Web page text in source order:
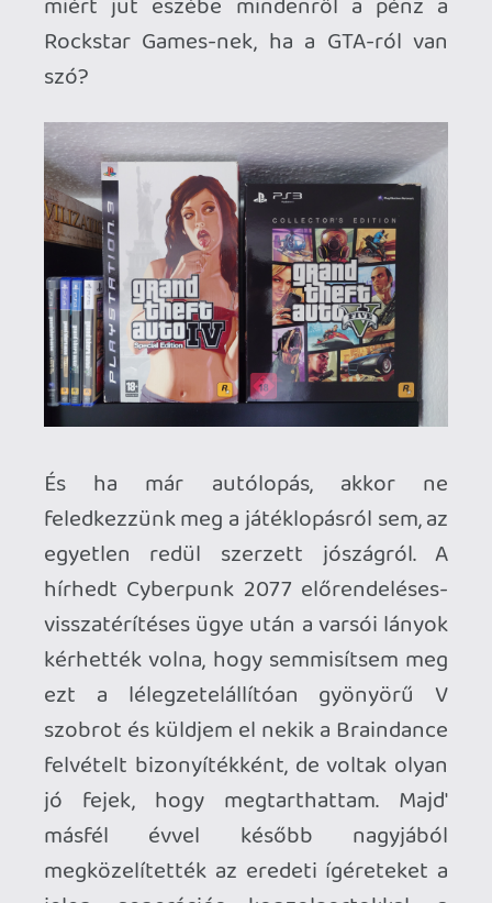
Egy másik madárka, a Songbird is leszállt
és teljessé tette Bioshock CE
gyűjteményem, így egyik legrégebbi
szobrom, a Big Daddy többé már nem
magányos. A potyautasról jut eszembe,
vajon Ueda mester miben mesterkedhet
manapság? Esetleg látunk a Game
Awards-on idén valamit tőle vagy Ken
Levine Judas-ából új képsorokat?
Milyen kár, hogy a Sony abbahagyta a
Special Edition-öket, Steelbook Edition-
öket és a standard meg a gyűjtői változat
között nincs alternatíva. Pedig a
rajongóknak, fizikai megjelenést
előnyben részesítőknek nagyon jó kis
köztes volt a minimálisan magasabb
összegért kínált steelbook/artbook páros
az igényes slip case-ekben. De egyre
erőszakosabban terel sajnos a Sony is a
digitális piactér felé...